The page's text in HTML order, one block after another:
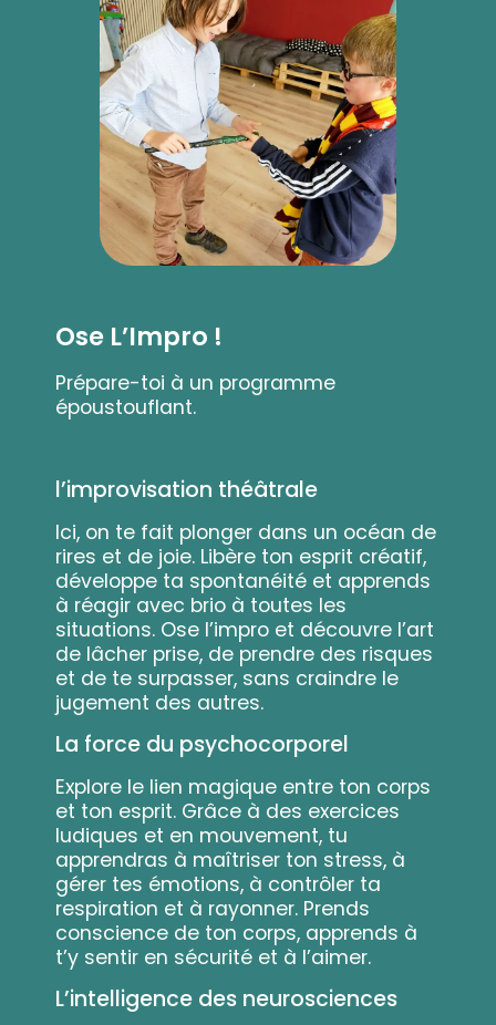
Ose L’Impro !
Prépare-toi à un programme
époustouflant.
l’improvisation théâtrale
Ici, on te fait plonger dans un océan de
rires et de joie. Libère ton esprit créatif,
développe ta spontanéité et apprends
à réagir avec brio à toutes les
situations. Ose l’impro et découvre l’art
de lâcher prise, de prendre des risques
et de te surpasser, sans craindre le
jugement des autres.
La force du psychocorporel
Explore le lien magique entre ton corps
et ton esprit. Grâce à des exercices
ludiques et en mouvement, tu
apprendras à maîtriser ton stress, à
gérer tes émotions, à contrôler ta
respiration et à rayonner. Prends
conscience de ton corps, apprends à
t’y sentir en sécurité et à l’aimer.
L’intelligence des neurosciences